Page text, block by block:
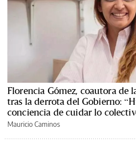
Florencia Gómez, coautora de
tras la derrota del Gobierno:
conciencia de cuidar lo
Mauricio Caminos